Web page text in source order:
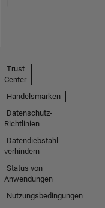
Trust
Center
Handelsmarken
Datenschutz-
Richtlinien
Datendiebstahl
verhindern
Status von
Anwendungen
Nutzungsbedingungen